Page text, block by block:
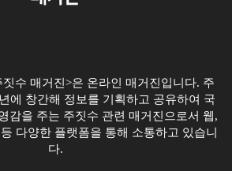
수 매거진>은 온라인 매거진입니다. 주
에 창간해 정보를 기획하고 공유하여 국
감을 주는 주짓수 관련 매거진으로서 웹,
다양한 플랫폼을 통해 소통하고 있습니
다.